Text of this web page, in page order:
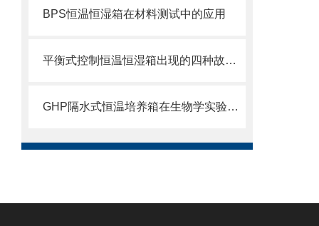
BPS恒温恒湿箱在材料测试中的应用
平衡式控制恒温恒湿箱出现的四种故障现象我们能轻易的解决
GHP隔水式恒温培养箱在生物学实验中有哪些作用？